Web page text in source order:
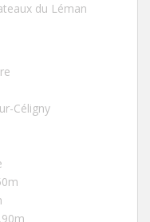
du Léman
Céligny